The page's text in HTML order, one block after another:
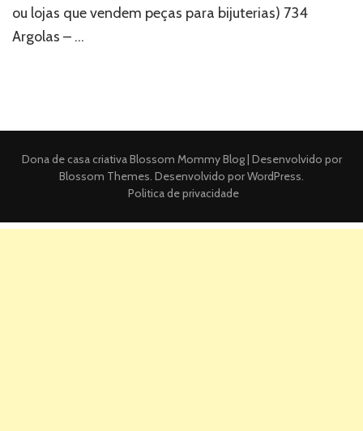
ou lojas que vendem peças para bijuterias) 734
Argolas – …
Dona de casa criativaBlossom Mommy Blog | Desenvolvido por
Blossom Themes. Desenvolvido porWordPress.
Politica de privacidade